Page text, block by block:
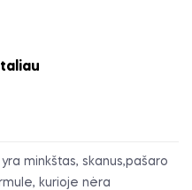
minkštas, skanus,pašaro
kurioje nėra